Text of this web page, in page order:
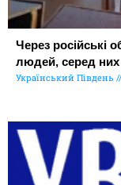
Через російські
людей, серед них
Український Південь